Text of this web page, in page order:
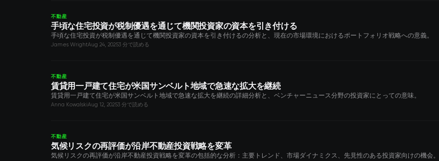
不動産
手頃な住宅投資が税制優遇を通じて機関投資家の資本を引き付ける
手頃な住宅投資が税制優遇を通じて機関投資家の資本を引き付けるの分析と、現在の市場環境におけるポートフォリオ戦略への意義。
James WrightAug 24, 20253 分で読める
不動産
賃貸用一戸建て住宅が米国サンベルト地域で急速な拡大を継続
賃貸用一戸建て住宅が米国サンベルト地域で急速な拡大を継続の詳細分析と、ベンチャーニュース分野の投資家にとっての意味。
Anna KowalskiAug 12, 20253 分で読める
不動産
気候リスクの再評価が沿岸不動産投資戦略を変革
気候リスクの再評価が沿岸不動産投資戦略を変革の包括的な分析：主要トレンド、市場ダイナミクス、先見性のある投資家向けの機会。